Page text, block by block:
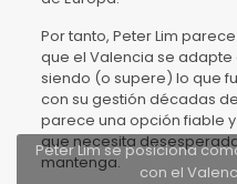
Peter Lim se posiciona
con el
Por tanto, Peter Lim
que el Valencia se adapte
siendo (o supere) lo que
con su gestión décadas
parece una opción fiable
que necesita
mantenga.